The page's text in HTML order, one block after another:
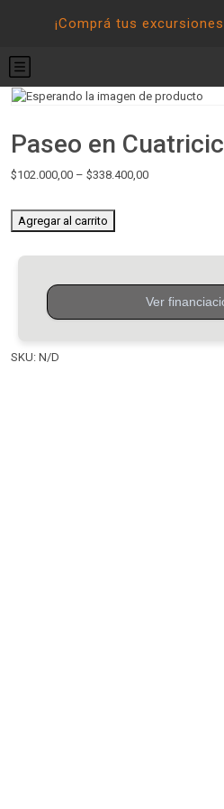
¡Comprá tus
Paseo en
$102.000,00 – $338.400,00
Agregar al carrito
SKU: N/D